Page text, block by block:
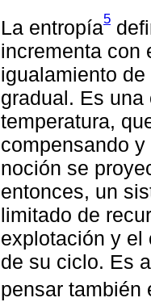
La entropía5
incrementa con
igualamiento
gradual. Es
temperatura,
compensando
noción se
entonces, un
limitado de
explotación y el
de su ciclo. Es
pensar también